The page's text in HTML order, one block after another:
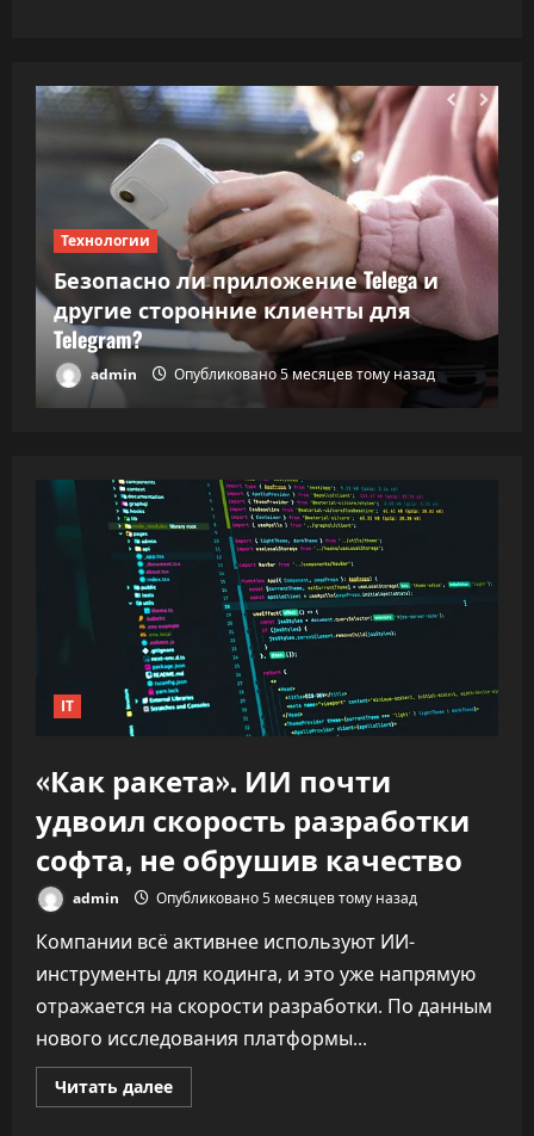
Технологии
Безопасно ли приложение Telega и
другие сторонние клиенты для
Telegram?
admin Опубликовано 5 месяцев тому назад
IT
«Как ракета». ИИ почти
удвоил скорость разработки
софта, не обрушив качество
admin Опубликовано 5 месяцев тому назад
Компании всё активнее используют ИИ-
инструменты для кодинга, и это уже напрямую
отражается на скорости разработки. По данным
нового исследования платформы...
Читать далееПрочитать
больше